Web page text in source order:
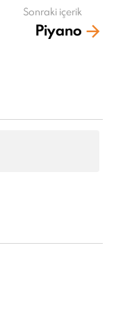
Sonraki içerik
Piyano